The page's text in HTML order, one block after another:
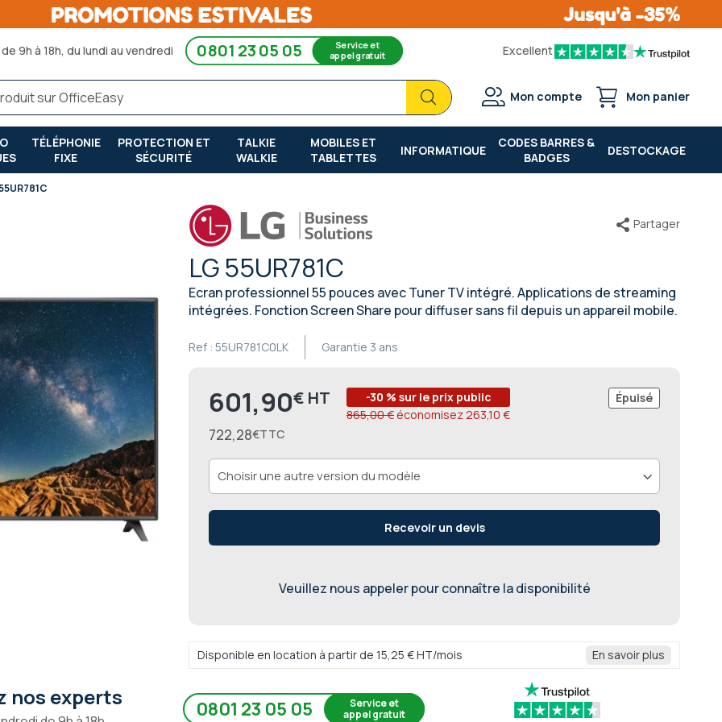
9h à 18h, du lundi au vendredi 0801 23 05 05 Service et
appel gratuit Excellent
Chercher
Chercher
Mon compte Mon panier
TÉLÉPHONIE
FIXE
PROTECTION ET
SÉCURITÉ
TALKIE
WALKIE
MOBILES ET
TABLETTES
INFORMATIQUE
CODES BARRES &
BADGES
DESTOCKAGE
LG 55UR781C
Ecran professionnel 55 pouces avec Tuner TV intégré. Applications de streaming
intégrées. Fonction Screen Share pour diffuser sans fil depuis un appareil mobile.
Garantie 3 ans
Ref : 55UR781C0LK
Partager
Prix
601,90€
722,28€
-30 % sur le prix public
865,00 € économisez263,10 €
Épuisé
Recevoir un devis
Veuillez nous appeler pour connaître la disponibilité
Disponible en location à partir de 15,25 € HT/mois En savoir plus
nos experts 0801 23 05 05
Service et
appel gratuit